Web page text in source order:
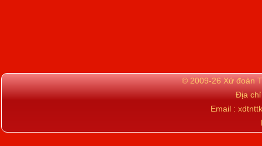
© 2009-26 Xứ đoàn
Địa
Email :